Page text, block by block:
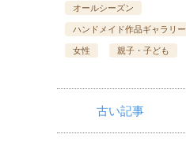
オールシーズン
ハンドメイド作品ギャラリー
女性 親子・子ども
古い記事